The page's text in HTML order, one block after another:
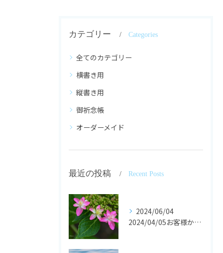
カテゴリー Categories
全てのカテゴリー
横書き用
縦書き用
御祈念帳
オーダーメイド
最近の投稿 Recent Posts
2024/06/04
2024/04/05お客様からの声です。